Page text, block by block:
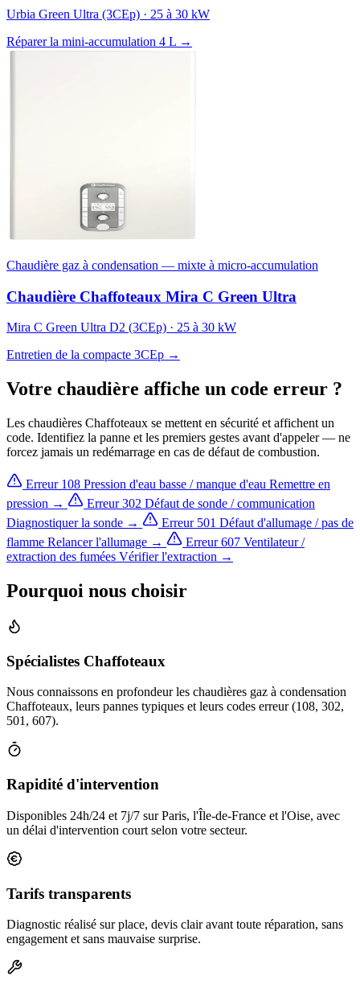
Urbia Green Ultra (3CEp) · 25 à 30 kW
Réparer la mini-accumulation 4 L →
Chaudière gaz à condensation — mixte à micro-accumulation
Chaudière Chaffoteaux Mira C Green Ultra
Mira C Green Ultra D2 (3CEp) · 25 à 30 kW
Entretien de la compacte 3CEp →
Votre chaudière affiche un code erreur ?
Les chaudières Chaffoteaux se mettent en sécurité et affichent un
code. Identifiez la panne et les premiers gestes avant d'appeler — ne
forcez jamais un redémarrage en cas de défaut de combustion.
Erreur 108 Pression d'eau basse / manque d'eau Remettre en
pression →
Erreur 302 Défaut de sonde / communication
Diagnostiquer la sonde →
Erreur 501 Défaut d'allumage / pas de
flamme Relancer l'allumage → Erreur 607 Ventilateur /
extraction des fumées Vérifier l'extraction →
Pourquoi nous choisir
Spécialistes Chaffoteaux
Nous connaissons en profondeur les chaudières gaz à condensation
Chaffoteaux, leurs pannes typiques et leurs codes erreur (108, 302,
501, 607).
Rapidité d'intervention
Disponibles 24h/24 et 7j/7 sur Paris, l'Île-de-France et l'Oise, avec
un délai d'intervention court selon votre secteur.
Tarifs transparents
Diagnostic réalisé sur place, devis clair avant toute réparation, sans
engagement et sans mauvaise surprise.